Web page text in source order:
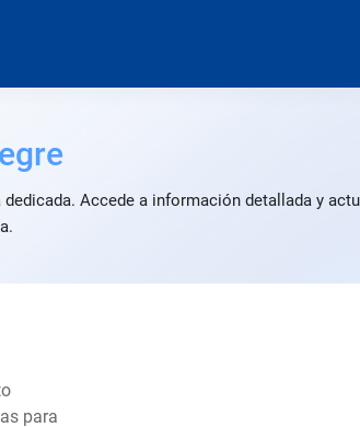
Accede a información detallada y
para